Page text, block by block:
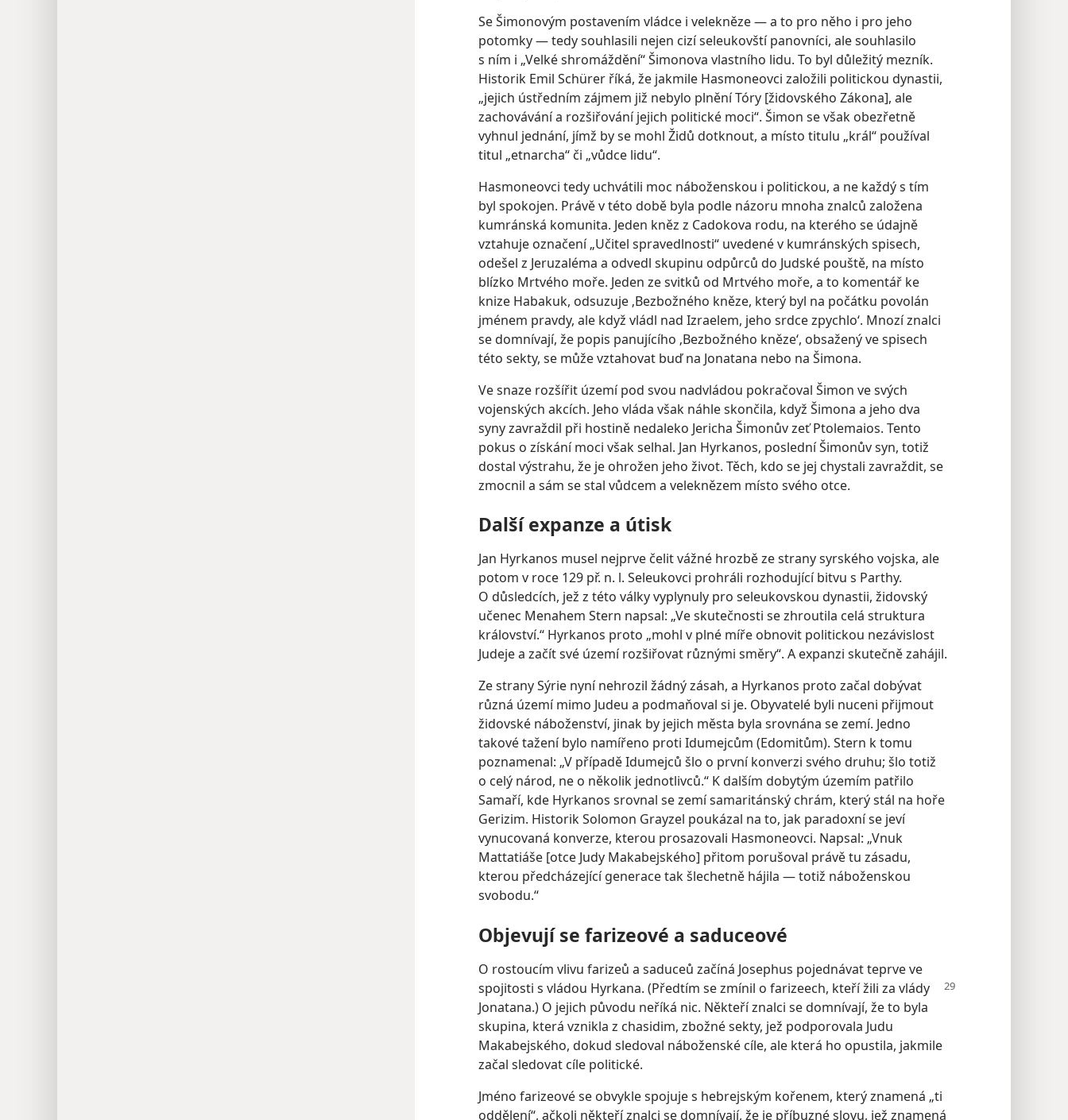
Se Šimonovým postavením vládce i velekněze — a to pro něho i pro jeho
potomky — tedy souhlasili nejen cizí seleukovští panovníci, ale souhlasilo
s ním i „Velké shromáždění“ Šimonova vlastního lidu. To byl důležitý mezník.
Historik Emil Schürer říká, že jakmile Hasmoneovci založili politickou dynastii,
„jejich ústředním zájmem již nebylo plnění Tóry [židovského Zákona], ale
zachovávání a rozšiřování jejich politické moci“. Šimon se však obezřetně
vyhnul jednání, jímž by se mohl Židů dotknout, a místo titulu „král“ používal
titul „etnarcha“ či „vůdce lidu“.
Hasmoneovci tedy uchvátili moc náboženskou i politickou, a ne každý s tím
byl spokojen. Právě v této době byla podle názoru mnoha znalců založena
kumránská komunita. Jeden kněz z Cadokova rodu, na kterého se údajně
vztahuje označení „Učitel spravedlnosti“ uvedené v kumránských spisech,
odešel z Jeruzaléma a odvedl skupinu odpůrců do Judské pouště, na místo
blízko Mrtvého moře. Jeden ze svitků od Mrtvého moře, a to komentář ke
knize Habakuk, odsuzuje ‚Bezbožného kněze, který byl na počátku povolán
jménem pravdy, ale když vládl nad Izraelem, jeho srdce zpychlo‘. Mnozí znalci
se domnívají, že popis panujícího ‚Bezbožného kněze‘, obsažený ve spisech
této sekty, se může vztahovat buď na Jonatana nebo na Šimona.
Ve snaze rozšířit území pod svou nadvládou pokračoval Šimon ve svých
vojenských akcích. Jeho vláda však náhle skončila, když Šimona a jeho dva
syny zavraždil při hostině nedaleko Jericha Šimonův zeť Ptolemaios. Tento
pokus o získání moci však selhal. Jan Hyrkanos, poslední Šimonův syn, totiž
dostal výstrahu, že je ohrožen jeho život. Těch, kdo se jej chystali zavraždit, se
zmocnil a sám se stal vůdcem a veleknězem místo svého otce.
Další expanze a útisk
Jan Hyrkanos musel nejprve čelit vážné hrozbě ze strany syrského vojska, ale
potom v roce 129 př. n. l. Seleukovci prohráli rozhodující bitvu s Parthy.
O důsledcích, jež z této války vyplynuly pro seleukovskou dynastii, židovský
učenec Menahem Stern napsal: „Ve skutečnosti se zhroutila celá struktura
království.“ Hyrkanos proto „mohl v plné míře obnovit politickou nezávislost
Judeje a začít své území rozšiřovat různými směry“. A expanzi skutečně zahájil.
Ze strany Sýrie nyní nehrozil žádný zásah, a Hyrkanos proto začal dobývat
různá území mimo Judeu a podmaňoval si je. Obyvatelé byli nuceni přijmout
židovské náboženství, jinak by jejich města byla srovnána se zemí. Jedno
takové tažení bylo namířeno proti Idumejcům (Edomitům). Stern k tomu
poznamenal: „V případě Idumejců šlo o první konverzi svého druhu; šlo totiž
o celý národ, ne o několik jednotlivců.“ K dalším dobytým územím patřilo
Samaří, kde Hyrkanos srovnal se zemí samaritánský chrám, který stál na hoře
Gerizim. Historik Solomon Grayzel poukázal na to, jak paradoxní se jeví
vynucovaná konverze, kterou prosazovali Hasmoneovci. Napsal: „Vnuk
Mattatiáše [otce Judy Makabejského] přitom porušoval právě tu zásadu,
kterou předcházející generace tak šlechetně hájila — totiž náboženskou
svobodu.“
Objevují se farizeové a saduceové
O rostoucím vlivu farizeů a saduceů začíná Josephus pojednávat teprve ve
spojitosti s vládou Hyrkana. (Předtím se zmínil o farizeech, kteří žili za vlády
Jonatana.) O jejich původu neříká nic. Někteří znalci se domnívají, že to byla
skupina, která vznikla z chasidim, zbožné sekty, jež podporovala Judu
Makabejského, dokud sledoval náboženské cíle, ale která ho opustila, jakmile
začal sledovat cíle politické.
Jméno farizeové se obvykle spojuje s hebrejským kořenem, který znamená „ti
oddělení“, ačkoli někteří znalci se domnívají, že je příbuzné slovu, jež znamená